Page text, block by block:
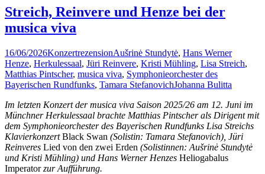
Streich, Reinvere und Henze bei der
musica viva
16/06/2026KonzertrezensionAušrinė Stundytė, Hans Werner
Henze, Herkulessaal, Jüri Reinvere, Kristi Mühling, Lisa Streich,
Matthias Pintscher, musica viva, Symphonieorchester des
Bayerischen Rundfunks, Tamara StefanovichJohanna Bulitta
Im letzten Konzert der musica viva Saison 2025/26 am 12. Juni im
Münchner Herkulessaal brachte Matthias Pintscher als Dirigent mit
dem Symphonieorchester des Bayerischen Rundfunks Lisa Streichs
KlavierkonzertBlack Swan (Solistin: Tamara Stefanovich), Jüri
Reinveres Lied von den zwei Erden (Solistinnen: Aušrinė Stundytė
und Kristi Mühling) und Hans Werner Henzes Heliogabalus
Imperatorzur Aufführung.